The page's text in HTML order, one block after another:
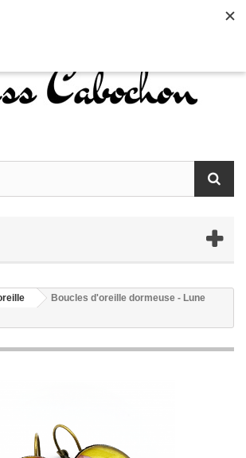
Connexion
Boucles d'oreille dormeuse - Lune